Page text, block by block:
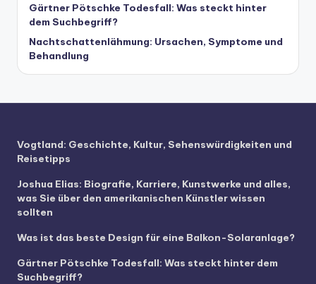
Gärtner Pötschke Todesfall: Was steckt hinter
dem Suchbegriff?
Nachtschattenlähmung: Ursachen, Symptome und
Behandlung
Vogtland: Geschichte, Kultur, Sehenswürdigkeiten und
Reisetipps
Joshua Elias: Biografie, Karriere, Kunstwerke und alles,
was Sie über den amerikanischen Künstler wissen
sollten
Was ist das beste Design für eine Balkon-Solaranlage?
Gärtner Pötschke Todesfall: Was steckt hinter dem
Suchbegriff?